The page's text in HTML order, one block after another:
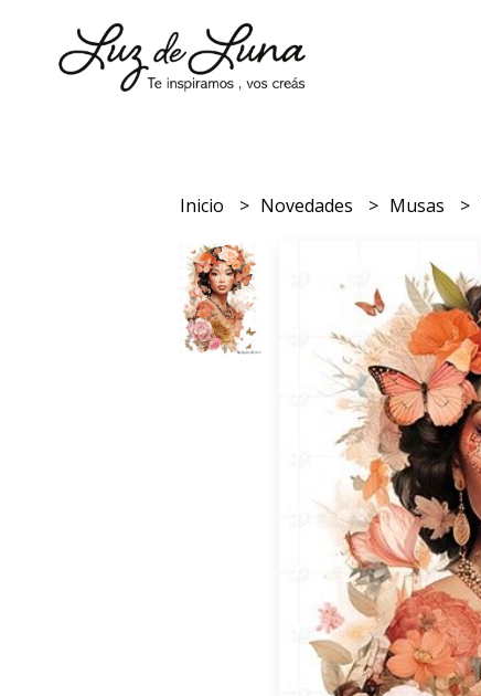
Inicio Novedades Musas